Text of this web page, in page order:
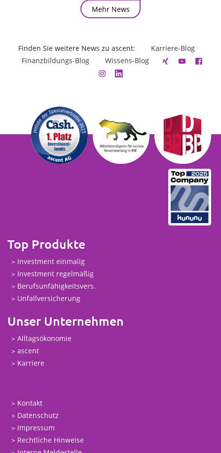
Mehr News
Finden Sie weitere News zu ascent:
Karriere-Blog
Finanzbildungs-Blog
Wissens-Blog
Top Produkte
Investment einmalig
Investment regelmäßig
Berufsunfähigkeitsvers.
Unfallversicherung
Unser Unternehmen
Alltagsökonomie
ascent
Karriere
Kontakt
Datenschutz
Impressum
Rechtliche Hinweise